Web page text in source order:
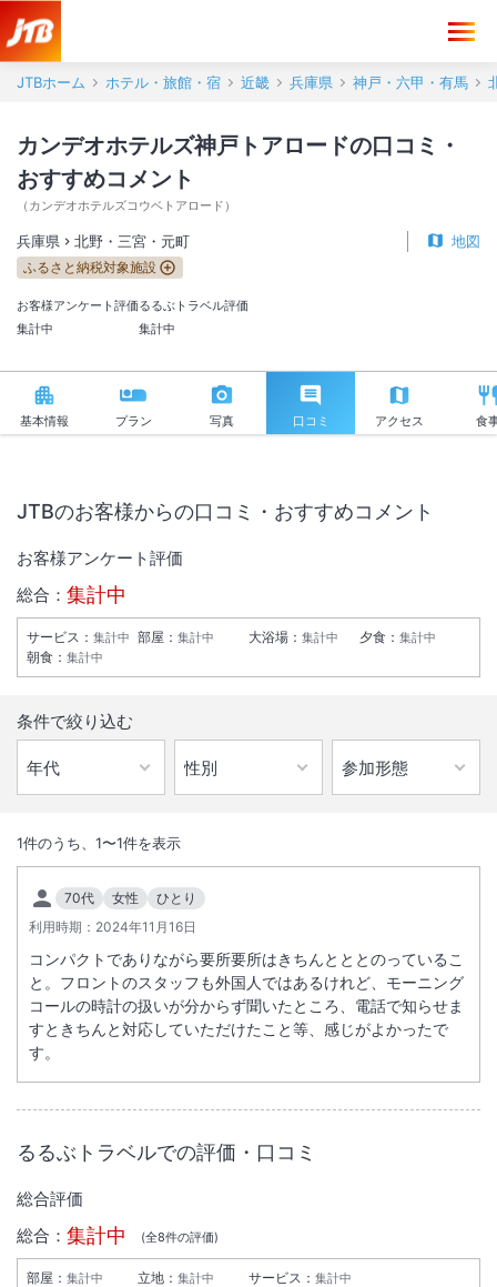
JTBホーム ホテル・旅館・宿 近畿 兵庫県 神戸・六甲・有馬
カンデオホテルズ神戸トアロードの口コミ・
おすすめコメント
（ カンデオホテルズコウベトアロード ）
兵庫県 北野・三宮・元町 地図
ふるさと納税対象施設
お客様アンケート評価
集計中
るるぶトラベル評価
集計中
基本情報 プラン 写真 口コミ アクセス 食
2018年4月13日グランドオープン。 露天風呂付き大浴場、日替わりビ
ュッフェやシモンズ社製ベッドが自慢です。全館禁煙。Wi-Fiあり。
INチェックイン
15:00 / OUT チェック
11:00
駅徒歩5分
JTBのお客様からの口コミ・おすすめコメント
お客様アンケート評価
総合： 集計中
サービス ： 集計中 部屋 ： 集計中 大浴場 ： 集計中 夕食 ： 集計中
朝食 ： 集計中
条件で絞り込む
1件のうち、 1〜1件を表示
70代 女性
ひとり
利用時期： 2024年11月16日
コンパクトでありながら要所要所はきちんとととのっているこ
と。フロントのスタッフも外国人ではあるけれど、モーニング
コールの時計の扱いが分からず聞いたところ、電話で知らせま
すときちんと対応していただけたこと等、感じがよかったで
す。
るるぶトラベルでの評価・口コミ
総合評価
総合： 集計中 (全8件の評価)
部屋： 集計中 立地： 集計中 サービス： 集計中